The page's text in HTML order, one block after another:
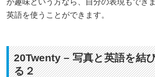
英語を使うことができます。
20Twenty – 写真と英語を結
る２